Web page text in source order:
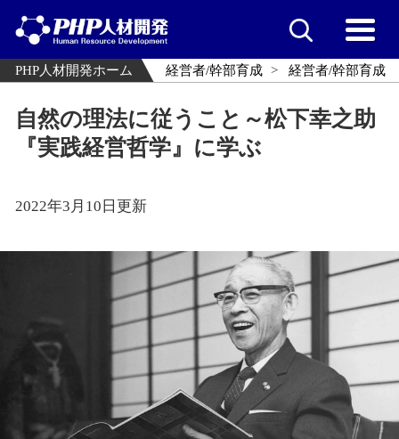
PHP人材開発ホーム 経営者/幹部育成 経営者/幹部育成
自然の理法に従うこと～松下幸之助
『実践経営哲学』に学ぶ
2022年3月10日更新